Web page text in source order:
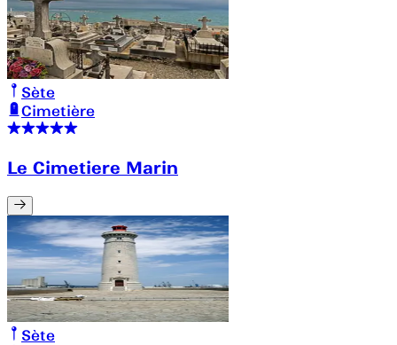
Sète
Cimetière
Le Cimetiere Marin
Sète